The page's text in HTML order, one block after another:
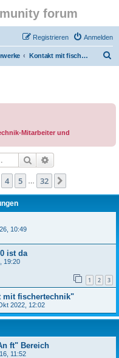
forum
Anmelden
Registrieren
Kontakt mit fischertechnik
Mitarbeiter und
Suche
324 5 32
10:49
ist da
19:20
1 2 3
mit fischertechnik"
2022, 12:02
ft" Bereich
11:52